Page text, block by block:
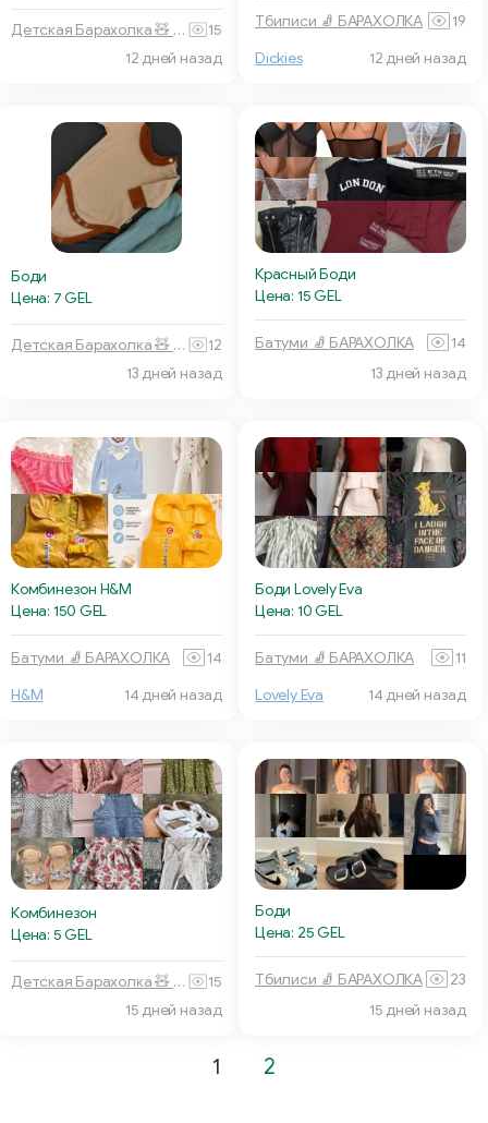
Детская Барахолка 🧸 Батуми
15
12 дней назад
Тбилиси 🧦 БАРАХОЛКА 19
Dickies 12 дней назад
Боди
Цена: 7 GEL
Детская Барахолка 🧸 Батуми
12
13 дней назад
Красный Боди
Цена: 15 GEL
Батуми 🧦 БАРАХОЛКА
14
13 дней назад
Комбинезон H&M
Цена: 150 GEL
Батуми 🧦 БАРАХОЛКА 14
H&M 14 дней назад
Боди Lovely Eva
Цена: 10 GEL
Батуми 🧦 БАРАХОЛКА 11
Lovely Eva 14 дней назад
Комбинезон
Цена: 5 GEL
Детская Барахолка 🧸 Батуми
15
15 дней назад
Боди
Цена: 25 GEL
Тбилиси 🧦 БАРАХОЛКА
23
15 дней назад
1 2